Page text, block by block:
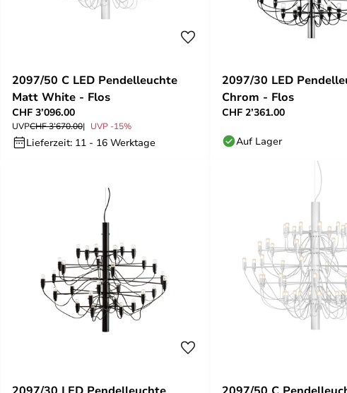
2097/50 C LED Pendelleuchte
Matt White - Flos
CHF 3’096.00
UVPCHF 3’670.00 UVP -15%
Lieferzeit: 11 - 16 Werktage
2097/30 LED
Chrom - Flos
CHF 2’361.00
Auf Lager